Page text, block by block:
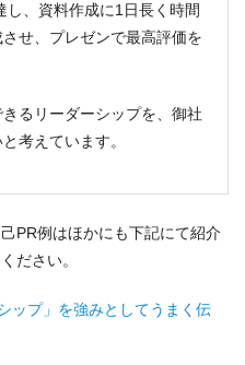
、資料作成に1日長く時間
せ、プレゼンで最高評価を
るリーダーシップを、御社
考えています。
PR例はほかにも下記にて紹介
ださい。
ップ」を強みとしてうまく伝